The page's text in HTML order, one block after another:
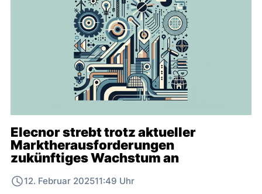
Elecnor strebt trotz aktueller
Marktherausforderungen
zukünftiges Wachstum an
12. Februar 202511:49 Uhr